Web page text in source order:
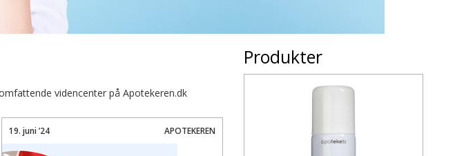
videncenter på Apotekeren.dk
19. juni ’24 APOTEKEREN
Produkter